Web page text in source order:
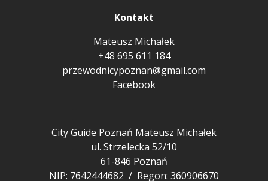
Kontakt
Mateusz Michałek
+48 695 611 184
przewodnicypoznan@gmail.com
Facebook
City Guide Poznań Mateusz Michałek
ul. Strzelecka 52/10
61-846 Poznań
NIP: 7642444682 / Regon: 360906670